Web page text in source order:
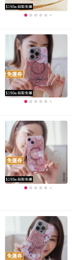
免運券
免運券
免運券